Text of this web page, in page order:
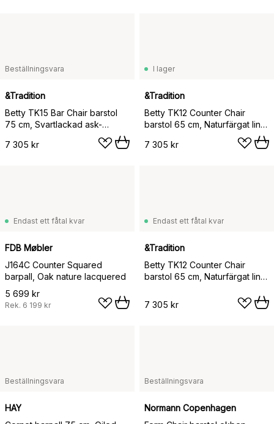
Beställningsvara
&Tradition
Betty TK15 Bar Chair barstol
75 cm, Svartlackad ask-
7 305 kr
I lager
&Tradition
Betty TK12 Counter Chair
barstol 65 cm, Naturfärgat lin-
7 305 kr
Endast ett fåtal kvar
FDB Møbler
J164C Counter Squared
barpall, Oak nature lacquered
5 699 kr
Rek. 6 199 kr
Endast ett fåtal kvar
&Tradition
Betty TK12 Counter Chair
barstol 65 cm, Naturfärgat lin-
7 305 kr
Beställningsvara
HAY
Beställningsvara
Normann Copenhagen